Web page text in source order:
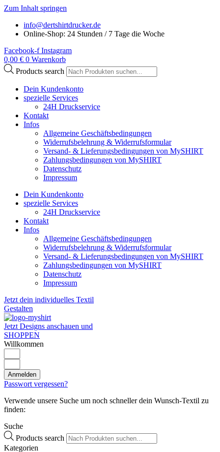
Zum Inhalt springen
info@dertshirtdrucker.de
Online-Shop: 24 Stunden / 7 Tage die Woche
Facebook-f Instagram
0,00 € 0 Warenkorb
Products search
Dein Kundenkonto
spezielle Services
24H Druckservice
Kontakt
Infos
Allgemeine Geschäftsbedingungen
Widerrufsbelehrung & Widerrufsformular
Versand- & Lieferungsbedingungen von MySHIRT
Zahlungsbedingungen von MySHIRT
Datenschutz
Impressum
Dein Kundenkonto
spezielle Services
24H Druckservice
Kontakt
Infos
Allgemeine Geschäftsbedingungen
Widerrufsbelehrung & Widerrufsformular
Versand- & Lieferungsbedingungen von MySHIRT
Zahlungsbedingungen von MySHIRT
Datenschutz
Impressum
Jetzt dein individuelles Textil
Gestalten
Jetzt Designs anschauen und
SHOPPEN
Willkommen
Anmelden
Passwort vergessen?
Verwende unsere Suche um noch schneller dein Wunsch-Textil zu
finden:
Suche
Products search
Kategorien